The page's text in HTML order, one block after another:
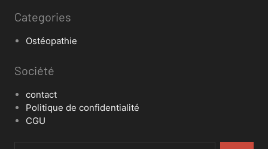
Categories
Ostéopathie
Société
contact
Politique de confidentialité
CGU